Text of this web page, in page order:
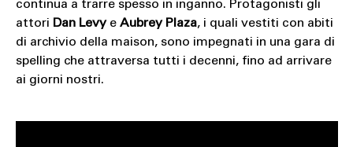
continua a trarre spesso in inganno. Protagonisti gli
attori Dan Levy e Aubrey Plaza, i quali vestiti con abiti
di archivio della maison, sono impegnati in una gara di
spelling che attraversa tutti i decenni, fino ad arrivare
ai giorni nostri.